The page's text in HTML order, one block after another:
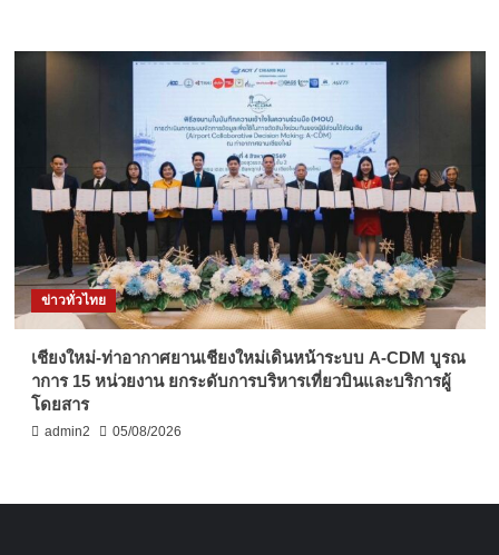
ข่าวทั่วไทย
เชียงใหม่-ท่าอากาศยานเชียงใหม่เดินหน้าระบบ A-CDM บูรณ
าการ 15 หน่วยงาน ยกระดับการบริหารเที่ยวบินและบริการผู้
โดยสาร
admin2 05/08/2026